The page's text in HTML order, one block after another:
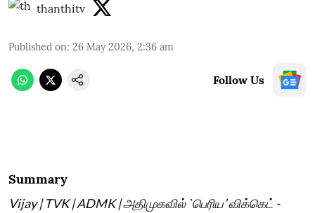
thanthitv
Published on: 26 May 2026, 2:36 am
Follow Us
Summary
Vijay | TVK | ADMK | அதிமுகவில் `பெரிய’ விக்கெட் -